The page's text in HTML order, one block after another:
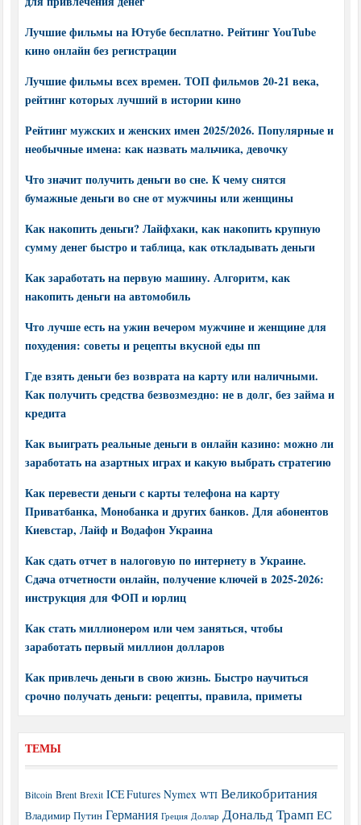
Лучшие фильмы на Ютубе бесплатно. Рейтинг YouTube
кино онлайн без регистрации
Лучшие фильмы всех времен. ТОП фильмов 20-21 века,
рейтинг которых лучший в истории кино
Рейтинг мужских и женских имен 2025/2026. Популярные и
необычные имена: как назвать мальчика, девочку
Что значит получить деньги во сне. К чему снятся
бумажные деньги во сне от мужчины или женщины
Как накопить деньги? Лайфхаки, как накопить крупную
сумму денег быстро и таблица, как откладывать деньги
Как заработать на первую машину. Алгоритм, как
накопить деньги на автомобиль
Что лучше есть на ужин вечером мужчине и женщине для
похудения: советы и рецепты вкусной еды пп
Где взять деньги без возврата на карту или наличными.
Как получить средства безвозмездно: не в долг, без займа и
кредита
Как выиграть реальные деньги в онлайн казино: можно ли
заработать на азартных играх и какую выбрать стратегию
Как перевести деньги с карты телефона на карту
Приватбанка, Монобанка и других банков. Для абонентов
Киевстар, Лайф и Водафон Украина
Как сдать отчет в налоговую по интернету в Украине.
Сдача отчетности онлайн, получение ключей в 2025-2026:
инструкция для ФОП и юрлиц
Как стать миллионером или чем заняться, чтобы
заработать первый миллион долларов
Как привлечь деньги в свою жизнь. Быстро научиться
срочно получать деньги: рецепты, правила, приметы
ТЕМЫ
Bitcoin Brent Brexit ICE Futures Nymex WTI Великобритания
Владимир Путин Германия Греция Доллар Дональд Трамп ЕС